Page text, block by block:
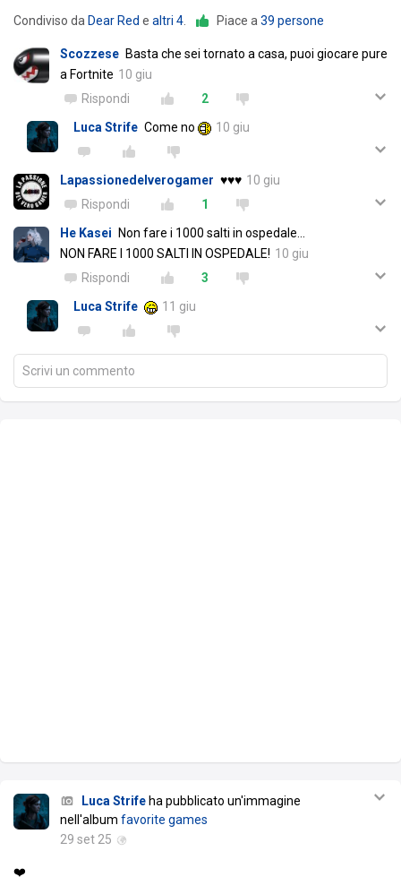
Condiviso da Dear Red e altri 4 Piace a 39 persone
Scozzese Basta che sei tornato a casa, puoi giocare pure
a Fortnite 10 giu
Rispondi
2
Luca Strife Come no 10 giu
Lapassionedelverogamer ♥️♥️♥️ 10 giu
Rispondi
1
He Kasei
Non fare i 1000 salti in ospedale...
NON FARE I 1000 SALTI IN OSPEDALE! 10 giu
Rispondi
3
Luca Strife
11 giu
Scrivi un commento
Luca Strife ha pubblicato un'immagine
nell'album favorite games
29 set 25
❤️